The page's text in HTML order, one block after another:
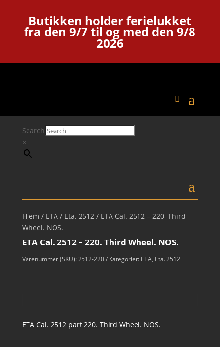
Butikken holder ferielukket
fra den 9/7 til og med den 9/8
2026
Search
×
Hjem / ETA/ Eta. 2512/ ETA Cal. 2512 – 220. Third
Wheel. NOS.
ETA Cal. 2512 – 220. Third Wheel. NOS.
Varenummer (SKU):2512-220 Kategorier: ETA, Eta. 2512
ETA Cal. 2512 part 220. Third Wheel. NOS.